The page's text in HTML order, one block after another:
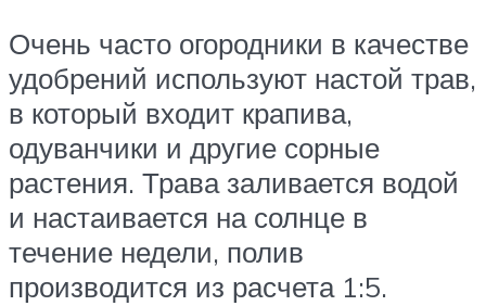
Очень часто огородники в качестве
удобрений используют настой трав,
в который входит крапива,
одуванчики и другие сорные
растения. Трава заливается водой
и настаивается на солнце в
течение недели, полив
производится из расчета 1:5.